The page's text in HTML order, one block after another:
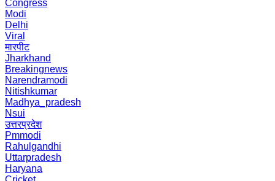
Congress
Modi
Delhi
Viral
मारपीट
Jharkhand
Breakingnews
Narendramodi
Nitishkumar
Madhya_pradesh
Nsui
उत्तरप्रदेश
Pmmodi
Rahulgandhi
Uttarpradesh
Haryana